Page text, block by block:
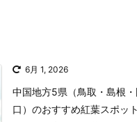
6月 1, 2026
中国地方5県（鳥取・島根
口）のおすすめ紅葉スポッ